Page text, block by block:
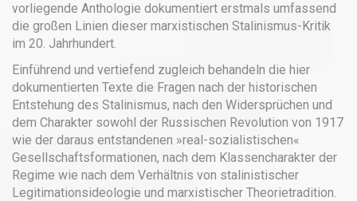
vorliegende Anthologie dokumentiert erstmals umfassend
die großen Linien dieser marxistischen Stalinismus-Kritik
im 20. Jahrhundert.
Einführend und vertiefend zugleich behandeln die hier
dokumentierten Texte die Fragen nach der historischen
Entstehung des Stalinismus, nach den Widersprüchen und
dem Charakter sowohl der Russischen Revolution von 1917
wie der daraus entstandenen »real-sozialistischen«
Gesellschaftsformationen, nach dem Klassencharakter der
Regime wie nach dem Verhältnis von stalinistischer
Legitimationsideologie und marxistischer Theorietradition.